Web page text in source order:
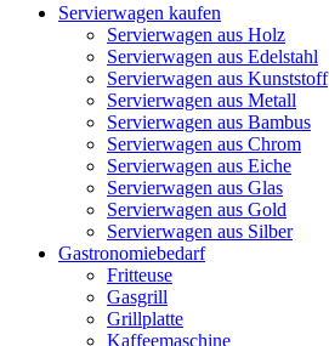
Servierwagen kaufen
Servierwagen aus Holz
Servierwagen aus Edelstahl
Servierwagen aus Kunststoff
Servierwagen aus Metall
Servierwagen aus Bambus
Servierwagen aus Chrom
Servierwagen aus Eiche
Servierwagen aus Glas
Servierwagen aus Gold
Servierwagen aus Silber
Gastronomiebedarf
Fritteuse
Gasgrill
Grillplatte
Kaffeemaschine